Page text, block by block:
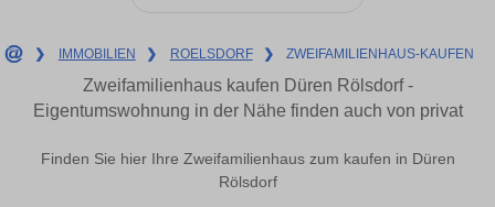
❯ IMMOBILIEN ❯ ROELSDORF ❯ ZWEIFAMILIENHAUS-KAUFEN
Zweifamilienhaus kaufen Düren Rölsdorf -
Eigentumswohnung in der Nähe finden auch von privat
Finden Sie hier Ihre Zweifamilienhaus zum kaufen in Düren
Rölsdorf